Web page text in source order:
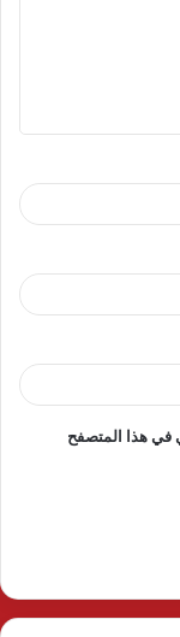
في هذا المتصفح